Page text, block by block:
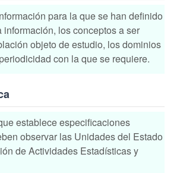
para la que se han definido
los conceptos a ser
objeto de estudio, los dominios
con la que se requiere.
establece especificaciones
observar las Unidades del Estado
de Actividades Estadísticas y